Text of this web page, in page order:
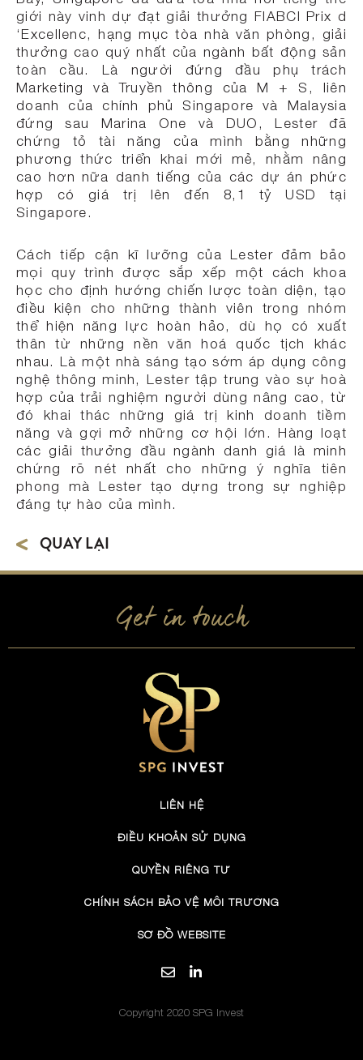
giới này vinh dự đạt giải thưởng FIABCI Prix d
‘Excellenc, hạng mục tòa nhà văn phòng, giải
thưởng cao quý nhất của ngành bất động sản
toàn cầu. Là người đứng đầu phụ trách
Marketing và Truyền thông của M + S, liên
doanh của chính phủ Singapore và Malaysia
đứng sau Marina One và DUO, Lester đã
chứng tỏ tài năng của mình bằng những
phương thức triển khai mới mẻ, nhằm nâng
cao hơn nữa danh tiếng của các dự án phức
hợp có giá trị lên đến 8,1 tỷ USD tại
Singapore.
Cách tiếp cận kĩ lưỡng của Lester đảm bảo
mọi quy trình được sắp xếp một cách khoa
học cho định hướng chiến lược toàn diện, tạo
điều kiện cho những thành viên trong nhóm
thể hiện năng lực hoàn hảo, dù họ có xuất
thân từ những nền văn hoá quốc tịch khác
nhau. Là một nhà sáng tạo sớm áp dụng công
nghệ thông minh, Lester tập trung vào sự hoà
hợp của trải nghiệm người dùng nâng cao, từ
đó khai thác những giá trị kinh doanh tiềm
năng và gợi mở những cơ hội lớn. Hàng loạt
các giải thưởng đầu ngành danh giá là minh
chứng rõ nét nhất cho những ý nghĩa tiên
phong mà Lester tạo dựng trong sự nghiệp
đáng tự hào của mình.
QUAY LẠI
Get in touch
LIÊN HỆ
ĐIỀU KHOẢN SỬ DỤNG
QUYỀN RIÊNG TƯ
CHÍNH SÁCH BẢO VỆ MÔI TRƯỜNG
SƠ ĐỒ WEBSITE
Copyright 2020 SPG Invest